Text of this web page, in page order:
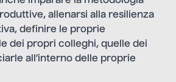
allenarsi alla resilienza
definire le proprie
dei propri colleghi, quelle dei
all’interno delle proprie